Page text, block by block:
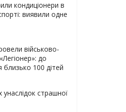
кондиціонери в
виявили одне
військово-
до
100 дітей
страшної